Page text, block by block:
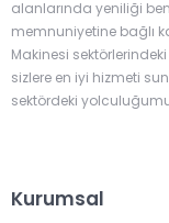
alanlarında yeniliği
memnuniyetine bağlı
Makinesi
sizlere en iyi hizmeti
sektördeki
Kurumsal